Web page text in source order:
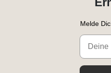
Melde
Email